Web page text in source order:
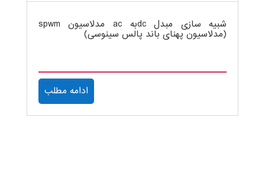
شبیه سازی مبدل dcبه ac مدلاسیون spwm
(مدلاسیون پهنای باند پالس سینوسی)
ادامه مطلب